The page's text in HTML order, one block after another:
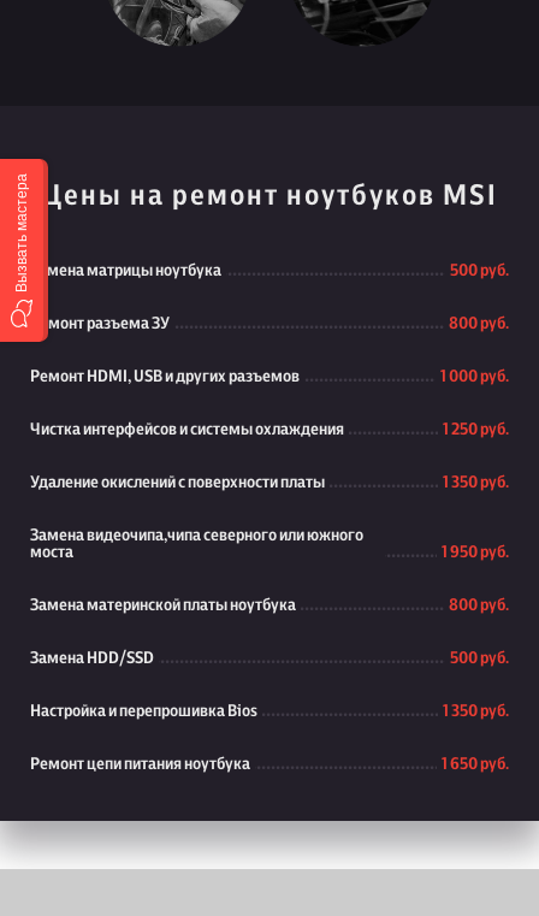
Цены на ремонт ноутбуков MSI
Замена матрицы ноутбука 500 руб.
Ремонт разъема ЗУ 800 руб.
Ремонт HDMI, USB и других разъемов 1 000 руб.
Чистка интерфейсов и системы охлаждения 1 250 руб.
Удаление окислений с поверхности платы 1 350 руб.
Замена видеочипа,чипа северного или южного
моста
1 950 руб.
Замена материнской платы ноутбука 800 руб.
Замена HDD/SSD 500 руб.
Настройка и перепрошивка Bios 1 350 руб.
Ремонт цепи питания ноутбука 1 650 руб.
Вызвать мастера